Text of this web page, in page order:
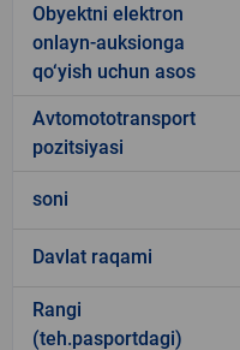
Obyektni elektron
onlayn-auksionga
qo‘yish uchun asos
Avtomototransport
pozitsiyasi
soni
Davlat raqami
Rangi
(teh.pasportdagi)